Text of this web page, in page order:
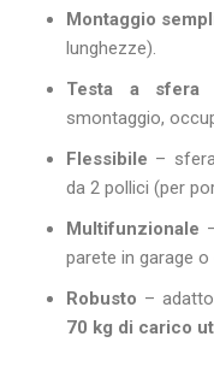
Montaggio
lunghezze).
Testa a sfera
smontaggio,
Flessibile –
da 2 pollici (per
Multifunzionale
parete in garage o
Robusto –
70 kg di carico